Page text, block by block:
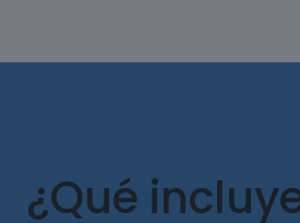
¿Qué